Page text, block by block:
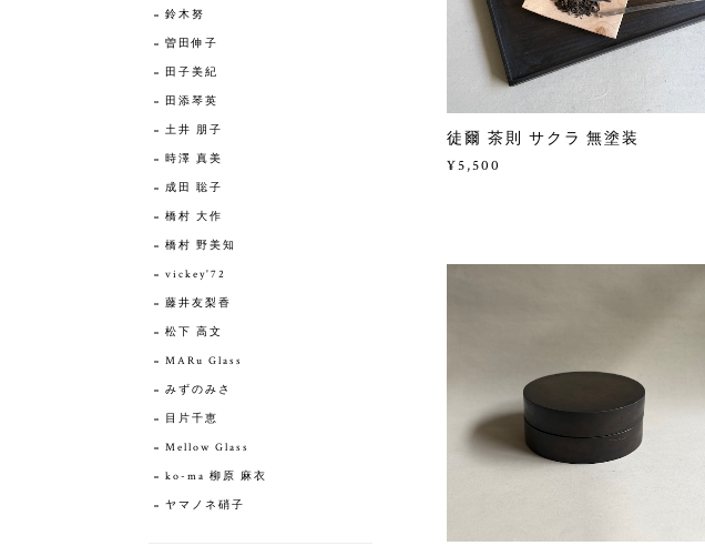
徒爾 茶則 サクラ 無塗装
¥5,500
鈴木努
曽田伸子
田子美紀
田添琴英
土井 朋子
時澤 真美
成田 聡子
橋村 大作
橋村 野美知
vickey'72
藤井友梨香
松下 高文
MARu Glass
みずのみさ
目片千恵
Mellow Glass
ko-ma 柳原 麻衣
ヤマノネ硝子